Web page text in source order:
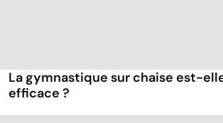
La gymnastique sur chaise est-
efficace ?